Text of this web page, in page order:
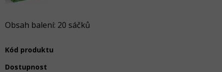
Obsah balení: 20 sáčků
Kód produktu
Dostupnost